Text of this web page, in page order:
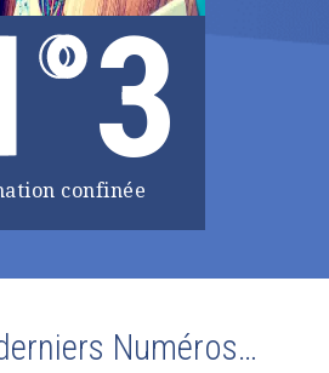
3
confinée
Numéros…